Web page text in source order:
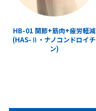
HB-01 関節+筋肉+疲労軽減
(HAS-Ⅱ・ナノコンドロイチ
ン)